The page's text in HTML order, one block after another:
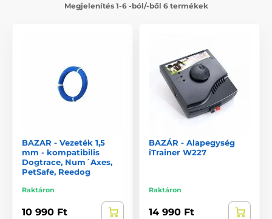
Megjelenítés 1-6 -ból/-ből 6 termékek
BAZAR - Vezeték 1,5
mm - kompatibilis
Dogtrace, Num´Axes,
PetSafe, Reedog
Raktáron
10 990 Ft
BAZÁR - Alapegység
iTrainer W227
Raktáron
14 990 Ft